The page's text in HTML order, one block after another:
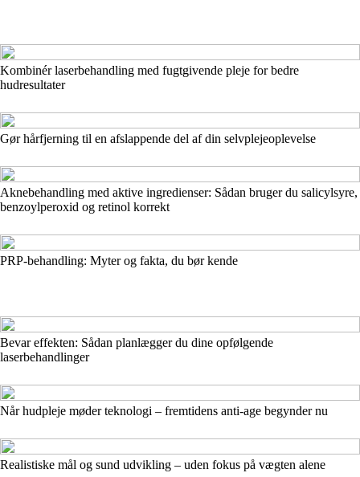
Kombinér laserbehandling med fugtgivende pleje for bedre
hudresultater
Gør hårfjerning til en afslappende del af din selvplejeoplevelse
Aknebehandling med aktive ingredienser: Sådan bruger du salicylsyre,
benzoylperoxid og retinol korrekt
PRP-behandling: Myter og fakta, du bør kende
Bevar effekten: Sådan planlægger du dine opfølgende
laserbehandlinger
Når hudpleje møder teknologi – fremtidens anti-age begynder nu
Realistiske mål og sund udvikling – uden fokus på vægten alene